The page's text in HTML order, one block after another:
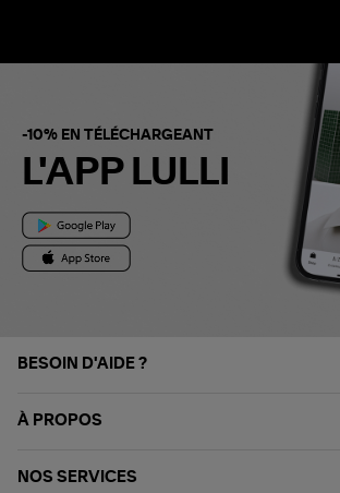
-10% EN TÉLÉCHARGEANT
L'APP LULLI
BESOIN D'AIDE ?
À PROPOS
NOS SERVICES